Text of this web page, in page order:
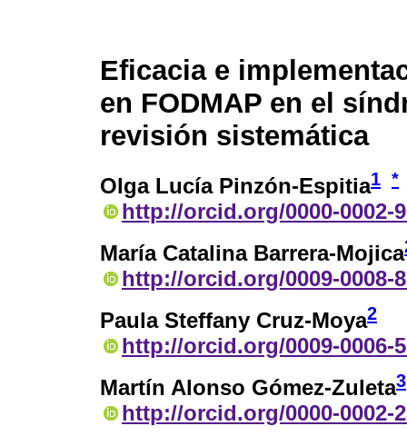
Eficacia e
en FODMAP en el
revisión sistemática
Olga Lucía Pinzón-Espitia1 *
http://orcid.org/0000-0002-
María Catalina Barrera-Mojica
http://orcid.org/0009-0008-
Paula Steffany Cruz-Moya2
http://orcid.org/0009-0006-
Martín Alonso Gómez-Zuleta3
http://orcid.org/0000-0002-